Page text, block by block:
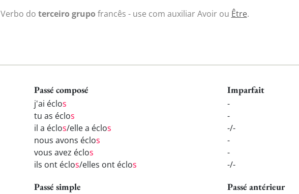
Verbo do terceiro grupo francês - use com auxiliar Avoir ou Être.
Passé composé
j'ai éclos
tu as éclos
il a éclos/elle a éclos
nous avons éclos
vous avez éclos
ils ont éclos/elles ont éclos
Imparfait
-
-
-/-
-
-
-/-
Passé simple Passé antérieur